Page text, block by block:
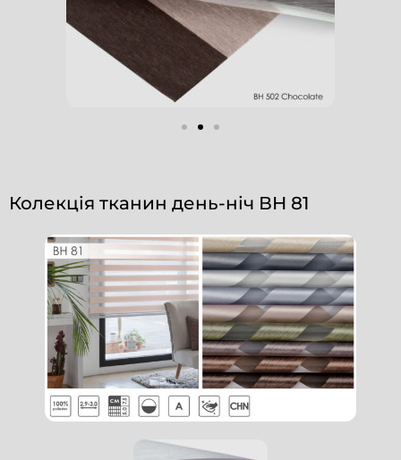
Колекція тканин день-ніч ВН 81